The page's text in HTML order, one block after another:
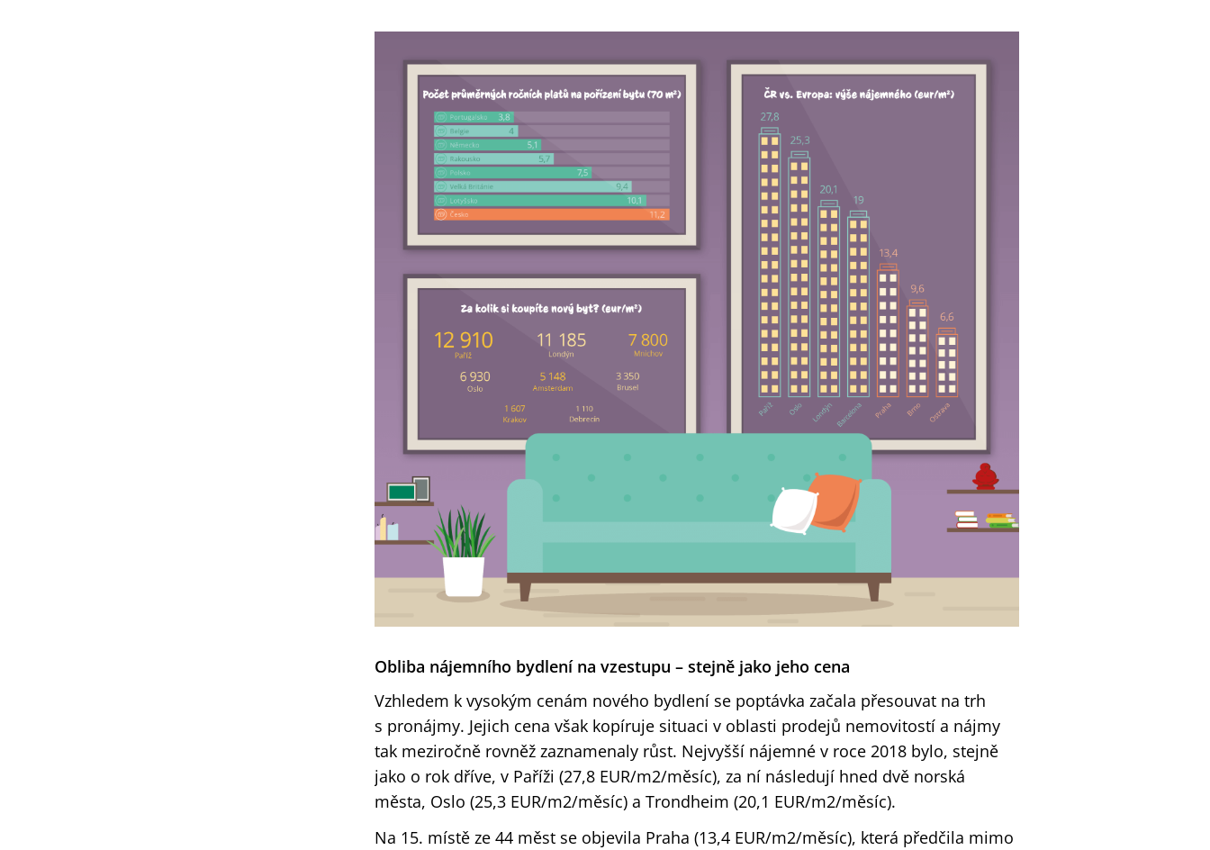
Obliba nájemního bydlení na vzestupu – stejně jako jeho cena
Vzhledem k vysokým cenám nového bydlení se poptávka začala přesouvat na trh
s pronájmy. Jejich cena však kopíruje situaci v oblasti prodejů nemovitostí a nájmy
tak meziročně rovněž zaznamenaly růst. Nejvyšší nájemné v roce 2018 bylo, stejně
jako o rok dříve, v Paříži (27,8 EUR/m2/měsíc), za ní následují hned dvě norská
města, Oslo (25,3 EUR/m2/měsíc) a Trondheim (20,1 EUR/m2/měsíc).
Na 15. místě ze 44 měst se objevila Praha (13,4 EUR/m2/měsíc), která předčila mimo